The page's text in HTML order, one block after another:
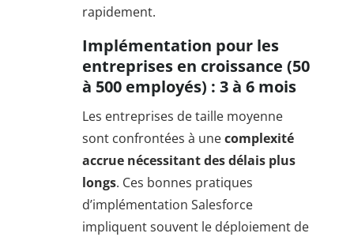
rapidement.
Implémentation pour les
entreprises en croissance (50
à 500 employés) : 3 à 6 mois
Les entreprises de taille moyenne
sont confrontées à unecomplexité
accrue nécessitant des délais plus
longs. Ces bonnes pratiques
d’implémentation Salesforce
impliquent souvent le déploiement de